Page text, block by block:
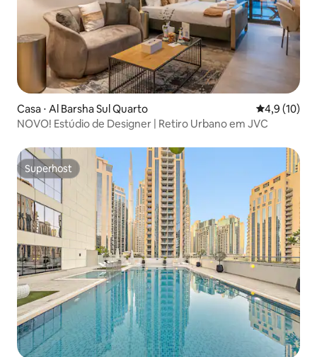
Casa ⋅ Al Barsha Sul Quarto 4,9 de uma
4,9 (10)
NOVO! Estúdio de Designer | Retiro Urbano em JVC
Superhost
Superhost